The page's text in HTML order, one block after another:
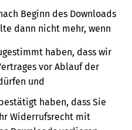
Beginn des Downloads
dann nicht mehr, wenn
haben, dass wir
vor Ablauf der
und
haben, dass Sie
Widerrufsrecht mit